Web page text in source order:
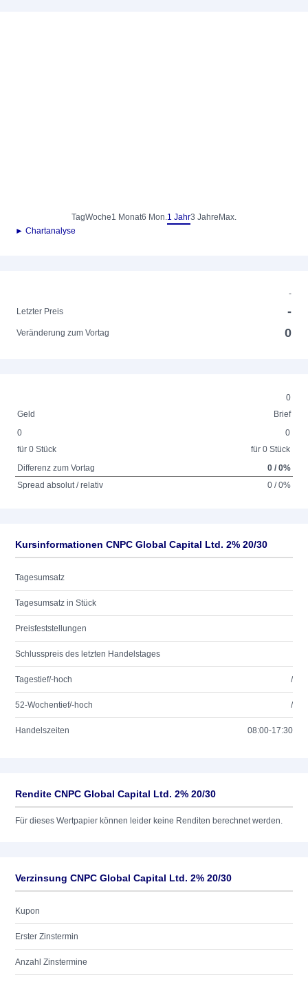
TagWoche1 Monat6 Mon.1 Jahr3 Jahre Max.
► Chartanalyse
-
Letzter Preis
-
Veränderung zum Vortag 0
0
Geld
Brief
0
für 0 Stück
0
für 0 Stück
Differenz zum Vortag
0 / 0%
Spread absolut / relativ
0 / 0%
Kursinformationen CNPC Global Capital Ltd. 2% 20/30
Tagesumsatz
Tagesumsatz in Stück
Preisfeststellungen
Schlusspreis des letzten Handelstages
Tagestief/-hoch /
52-Wochentief/-hoch /
Handelszeiten 08:00-17:30
Rendite CNPC Global Capital Ltd. 2% 20/30
Für dieses Wertpapier können leider keine Renditen berechnet werden.
Verzinsung CNPC Global Capital Ltd. 2% 20/30
Kupon
Erster Zinstermin
Anzahl Zinstermine